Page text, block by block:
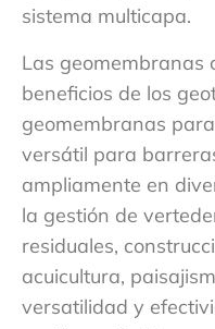
sistema multicapa.
Las geomembranas
beneficios de los
geomembranas
versátil para
ampliamente en
la gestión de
residuales,
acuicultura,
versatilidad y